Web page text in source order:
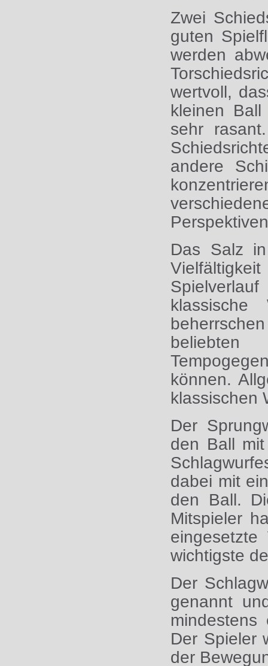
Zwei
guten
werden
wertvoll,
kleinen
sehr
andere
Das Salz
klassische
können.
klassischen
Der
den Ball
dabei mit
den Ball.
Mitspieler
wichtigste
Der
genannt
Der Spieler
der